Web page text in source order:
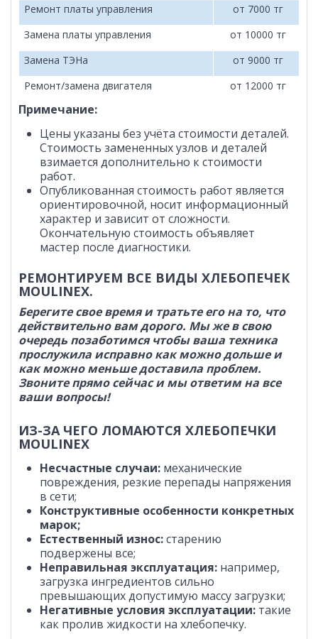
Ремонт платы управления
от 7000 тг
Замена платы управления
от 10000 тг
Замена ТЭНа
от 9000 тг
Ремонт/замена двигателя
от 12000 тг
Примечание:
Цены указаны без учёта стоимости деталей.
Стоимость замененных узлов и деталей
взимается дополнительно к стоимости
работ.
Опубликованная стоимость работ является
ориентировочной, носит информационный
характер и зависит от сложности.
Окончательную стоимость объявляет
мастер после диагностики.
РЕМОНТИРУЕМ ВСЕ ВИДЫ ХЛЕБОПЕЧЕК
MOULINEX.
Берегите свое время и тратьте его на то, что
действительно вам дорого. Мы же в свою
очередь позаботимся чтобы ваша техника
прослужила исправно как можно дольше и
как можно меньше доставила проблем.
Звоните прямо сейчас и мы ответим на все
ваши вопросы!
ИЗ-ЗА ЧЕГО ЛОМАЮТСЯ ХЛЕБОПЕЧКИ
MOULINEX
Несчастные случаи: механические
повреждения, резкие перепады напряжения
в сети;
Конструктивные особенности конкретных
марок;
Естественный износ:старению
подвержены все;
Неправильная эксплуатация: например,
загрузка ингредиентов сильно
превышающих допустимую массу загрузки;
Негативные условия эксплуатации: такие
как пролив жидкости на хлебопечку.